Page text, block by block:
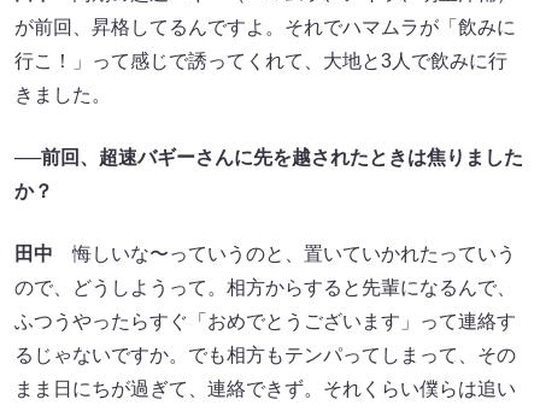
が前回、昇格してるんですよ。それでハマムラが「飲みに
行こ！」って感じで誘ってくれて、大地と3人で飲みに行
きました。
──前回、超速バギーさんに先を越されたときは焦りました
か？
田中 悔しいな〜っていうのと、置いていかれたっていう
ので、どうしようって。相方からすると先輩になるんで、
ふつうやったらすぐ「おめでとうございます」って連絡す
るじゃないですか。でも相方もテンパってしまって、その
まま日にちが過ぎて、連絡できず。それくらい僕らは追い